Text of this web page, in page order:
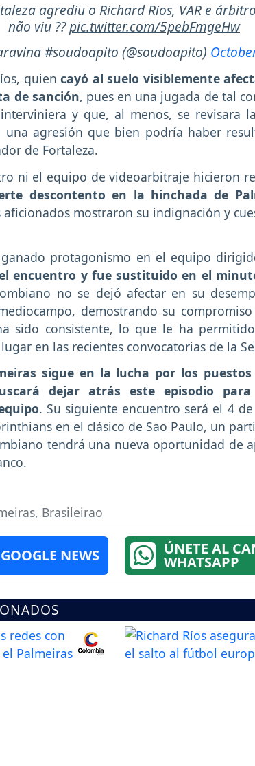
agrediu o Richard Rios, VAR e
não viu ??pic.twitter.com/5pebFmgeHw
#soudoapito (@soudoapito)
quien cayó al suelo visiblemente
de sanción, pues en una jugada de tal
y que, al menos, se revisara
una agresión que bien podría haber
de Fortaleza.
ni el equipo de videoarbitraje hicieron
descontento en la hinchada de
aficionados mostraron su indignación y
protagonismo en el equipo
encuentro y fue sustituido en el
no se dejó afectar en su
demostrando su
sido consistente, lo que le ha
en las recientes convocatorias de la
sigue en la lucha por los
dejar atrás este episodio
. Su siguiente encuentro será el 4
en el clásico de Sao Paulo, un
tendrá una nueva oportunidad de
, Brasileirao
NEWS ÚNETE AL
WHATSAPP